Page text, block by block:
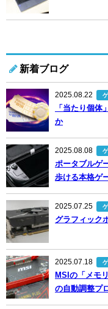
新着ブログ
2025.08.22
「当たり個
か
2025.08.08
ポータブルゲ
歩ける本格ゲ
2025.07.25
グラフィック
2025.07.18
MSIの「メモ
の自動調整プ